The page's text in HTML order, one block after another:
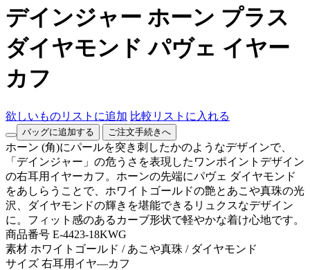
デインジャー ホーン プラス
ダイヤモンド パヴェ イヤー
カフ
欲しいものリストに追加 比較リストに入れる
バッグに追加する ご注文手続きへ
ホーン (角)にパールを突き刺したかのようなデザインで、
「デインジャー」の危うさを表現したワンポイントデザイン
の右耳用イヤーカフ。ホーンの先端にパヴェ ダイヤモンド
をあしらうことで、ホワイトゴールドの艶とあこや真珠の光
沢、ダイヤモンドの輝きを堪能できるリュクスなデザイン
に。フィット感のあるカーブ形状で軽やかな着け心地です。
商品番号 E-4423-18KWG
素材 ホワイトゴールド / あこや真珠 / ダイヤモンド
サイズ 右耳用イヤ―カフ